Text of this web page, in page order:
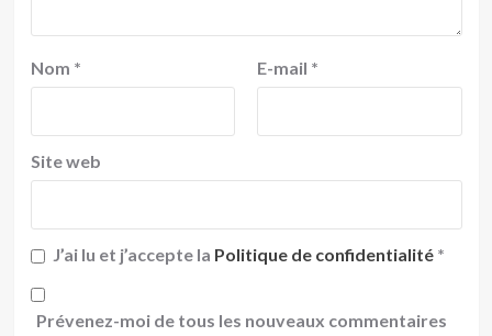
Nom * E-mail *
Site web
J’ai lu et j’accepte la Politique de confidentialité *
Prévenez-moi de tous les nouveaux commentaires